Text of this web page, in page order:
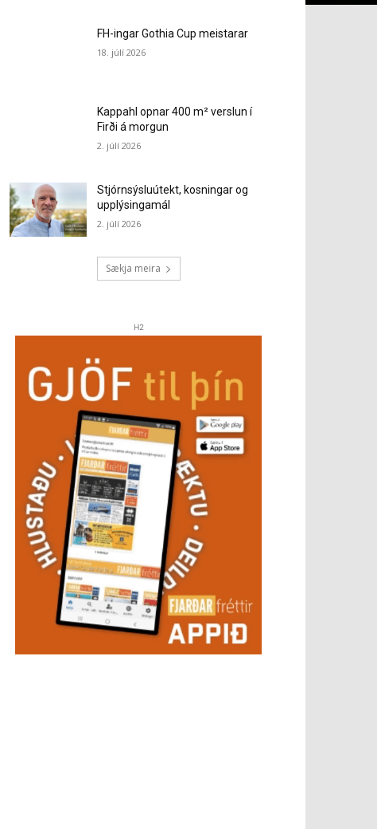
FH-ingar Gothia Cup meistarar
18. júlí 2026
Kappahl opnar 400 m² verslun í
Firði á morgun
2. júlí 2026
Stjórnsýsluútekt, kosningar og
upplýsingamál
2. júlí 2026
Sækja meira
H2